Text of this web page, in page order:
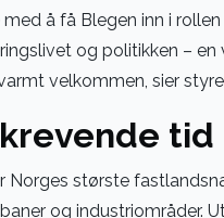
å få Blegen inn i
og politikken –
velkommen, sier
tid
største
og industriområder.